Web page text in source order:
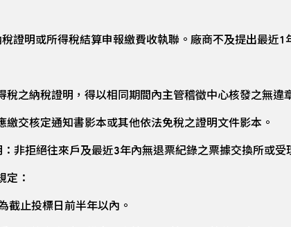
證明或所得稅結算申報繳費收執聯。廠商不及提出最近1
稅之納稅證明，得以相同期間內主管稽徵中心核發之無違
繳交核定通知書影本或其他依法免稅之證明文件影本。
：非拒絕往來戶及最近3年內無退票紀錄之票據交換所或
定：
截止投標日前半年以內。